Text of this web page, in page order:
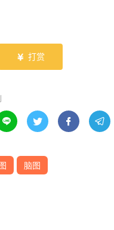
 打赏
   
脑图